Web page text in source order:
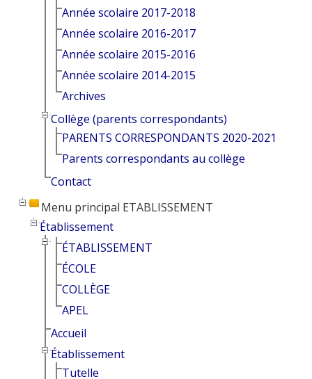
Année scolaire 2017-2018
Année scolaire 2016-2017
Année scolaire 2015-2016
Année scolaire 2014-2015
Archives
Collège (parents correspondants)
PARENTS CORRESPONDANTS 2020-2021
Parents correspondants au collège
Contact
Menu principal ETABLISSEMENT
Établissement
ÉTABLISSEMENT
ÉCOLE
COLLÈGE
APEL
Accueil
Établissement
Tutelle